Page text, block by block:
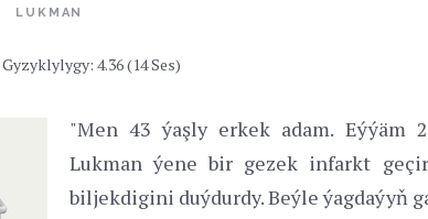
LUKMAN
Gyzyklylygy: 4.36 (14 Ses)
"Men 43 ýaşly erkek adam. Eýýäm
Lukman ýene bir gezek infarkt
biljekdigini duýdurdy. Beýle ýagdaýyň